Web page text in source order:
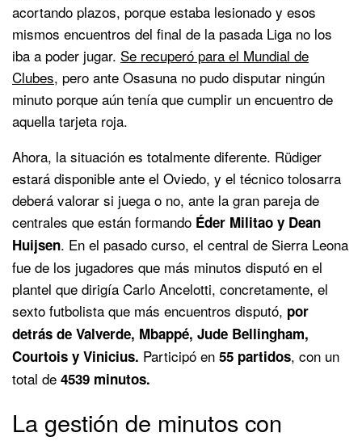
acortando plazos, porque estaba lesionado y esos
mismos encuentros del final de la pasada Liga no los
iba a poder jugar. Se recuperó para el Mundial de
Clubes, pero ante Osasuna no pudo disputar ningún
minuto porque aún tenía que cumplir un encuentro de
aquella tarjeta roja.
Ahora, la situación es totalmente diferente. Rüdiger
estará disponible ante el Oviedo, y el técnico tolosarra
deberá valorar si juega o no, ante la gran pareja de
centrales que están formando Éder Militao y Dean
Huijsen. En el pasado curso, el central de Sierra Leona
fue de los jugadores que más minutos disputó en el
plantel que dirigía Carlo Ancelotti, concretamente, el
sexto futbolista que más encuentros disputó, por
detrás de Valverde, Mbappé, Jude Bellingham,
Courtois y Vinicius. Participó en 55 partidos, con un
total de 4539 minutos.
La gestión de minutos con